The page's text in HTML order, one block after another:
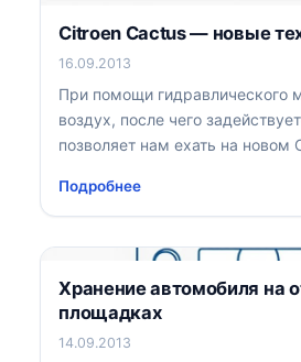
Citroen Cactus — новые
16.09.2013
При помощи гидравлического
воздух, после чего
позволяет нам ехать на новом
Подробнее
Хранение автомобиля на
площадках
14.09.2013